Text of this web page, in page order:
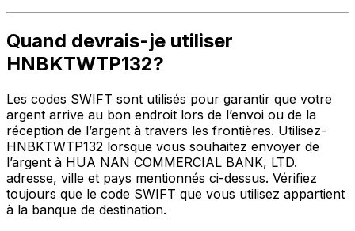
Quand devrais-je utiliser
HNBKTWTP132?
Les codes SWIFT sont utilisés pour garantir que votre
argent arrive au bon endroit lors de l’envoi ou de la
réception de l’argent à travers les frontières. Utilisez-
HNBKTWTP132 lorsque vous souhaitez envoyer de
l’argent à HUA NAN COMMERCIAL BANK, LTD.
adresse, ville et pays mentionnés ci-dessus. Vérifiez
toujours que le code SWIFT que vous utilisez appartient
à la banque de destination.